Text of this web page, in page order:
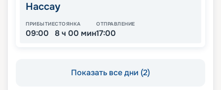
Нассау
ПРИБЫТИЕ
09:00
СТОЯНКА
8 ч 00 мин
ОТПРАВЛЕНИЕ
17:00
Показать все дни (2)